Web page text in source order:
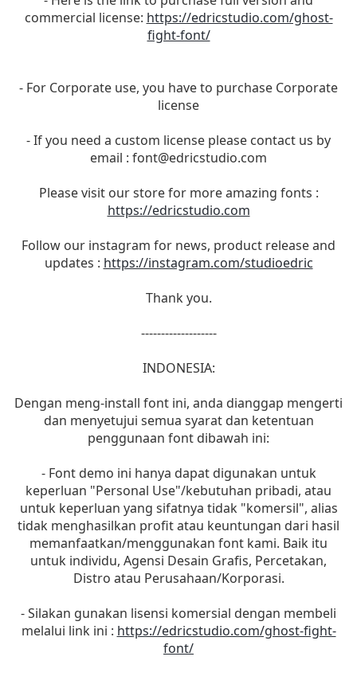
commercial license: https://edricstudio.com/ghost-
fight-font/
- For Corporate use, you have to purchase Corporate
license
- If you need a custom license please contact us by
email : font@edricstudio.com
Please visit our store for more amazing fonts :
https://edricstudio.com
Follow our instagram for news, product release and
updates : https://instagram.com/studioedric
Thank you.
-------------------
INDONESIA:
Dengan meng-install font ini, anda dianggap mengerti
dan menyetujui semua syarat dan ketentuan
penggunaan font dibawah ini:
- Font demo ini hanya dapat digunakan untuk
keperluan "Personal Use"/kebutuhan pribadi, atau
untuk keperluan yang sifatnya tidak "komersil", alias
tidak menghasilkan profit atau keuntungan dari hasil
memanfaatkan/menggunakan font kami. Baik itu
untuk individu, Agensi Desain Grafis, Percetakan,
Distro atau Perusahaan/Korporasi.
- Silakan gunakan lisensi komersial dengan membeli
melalui link ini : https://edricstudio.com/ghost-fight-
font/